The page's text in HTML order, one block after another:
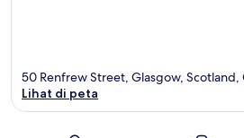
50 Renfrew Street, Glasgow, Scotland,
Lihat di peta